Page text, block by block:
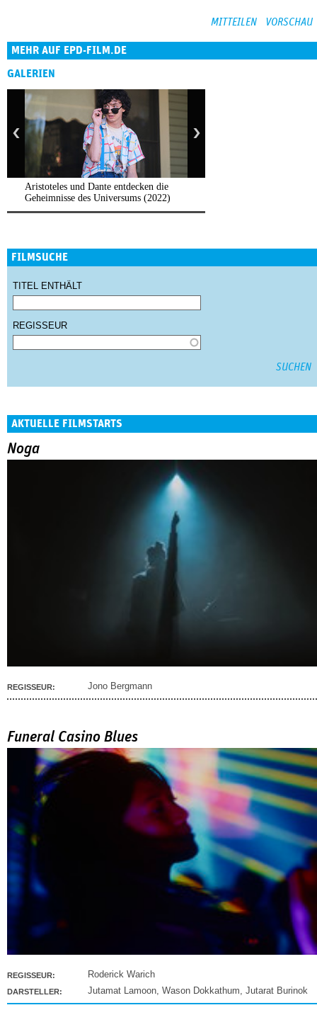
MEHR AUF EPD-FILM.DE
GALERIEN
Aristoteles und Dante entdecken die
Geheimnisse des Universums (2022)
FILMSUCHE
TITEL ENTHÄLT
REGISSEUR
AKTUELLE FILMSTARTS
Noga
REGISSEUR: Jono Bergmann
Funeral Casino Blues
REGISSEUR: Roderick Warich
DARSTELLER: Jutamat Lamoon Wason Dokkathum Jutarat Burinok